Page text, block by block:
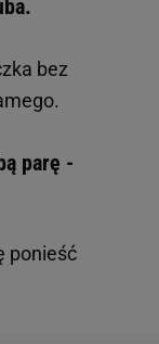
bez
parę -
ponieść